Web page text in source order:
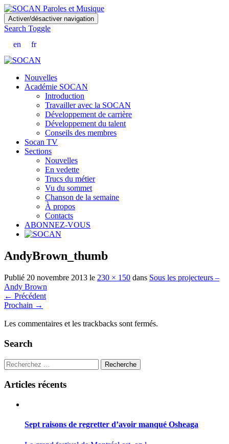
Skip
to
main
content
Activer/désactiver navigation
Search Toggle
en
fr
Nouvelles
Académie SOCAN
Introduction
Travailler avec la SOCAN
Développement de carrière
Développement du talent
Conseils des membres
Socan TV
Sections
Nouvelles
En vedette
Trucs du métier
Vu du sommet
Chanson de la semaine
À propos
Contacts
ABONNEZ-VOUS
AndyBrown_thumb
Publié 20 novembre 2013 le 230 × 150 dans Sous les projecteurs –
Andy Brown
← Précédent
Prochain →
Les commentaires et les trackbacks sont fermés.
Search
Recherche
Articles récents
Sept raisons de regretter d’avoir manqué Osheaga